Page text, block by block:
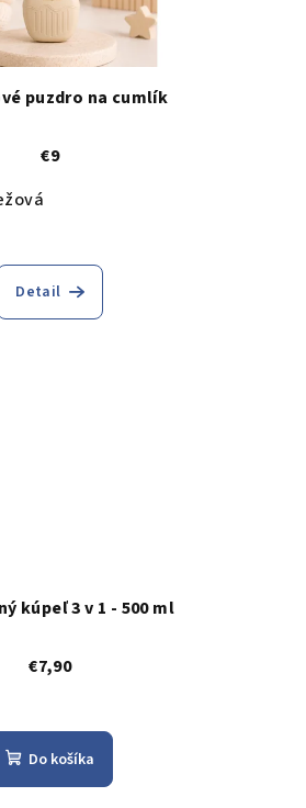
puzdro na cumlík
€9
Detail
kúpeľ 3 v 1 - 500 ml
€7,90
Do košíka